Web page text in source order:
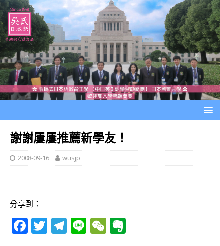
謝謝屢屢推薦新學友！
2008-09-16 wusjp
分享到：
F T T Li W